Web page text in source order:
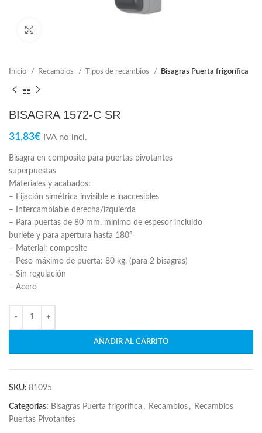
Inicio Recambios Tipos de recambios Bisagras Puerta frigorífica
BISAGRA 1572-C SR
31,83€ IVA no incl.
Bisagra en composite para puertas pivotantes
superpuestas
Materiales y acabados:
– Fijación simétrica invisible e inaccesibles
– Intercambiable derecha/izquierda
– Para puertas de 80 mm. mínimo de espesor incluido
burlete y para apertura hasta 180º
– Material: composite
– Peso máximo de puerta: 80 kg. (para 2 bisagras)
– Sin regulación
– Acero
AÑADIR AL CARRITO
SKU: 81095
Categorías: Bisagras Puerta frigorífica , Recambios , Recambios
Puertas Pivotantes